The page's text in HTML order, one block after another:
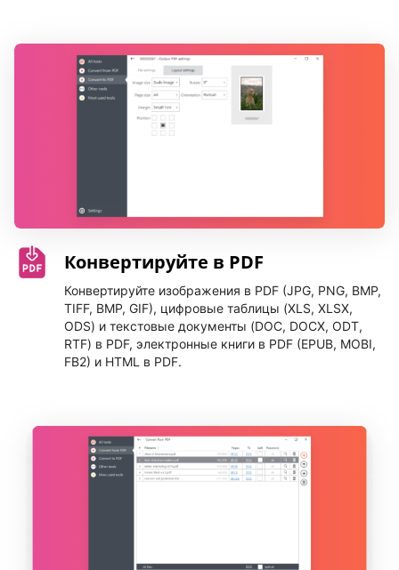
Конвертируйте в PDF
Конвертируйте изображения в PDF (JPG, PNG, BMP,
TIFF, BMP, GIF), цифровые таблицы (XLS, XLSX,
ODS) и текстовые документы (DOC, DOCX, ODT,
RTF) в PDF, электронные книги в PDF (EPUB, MOBI,
FB2) и HTML в PDF.